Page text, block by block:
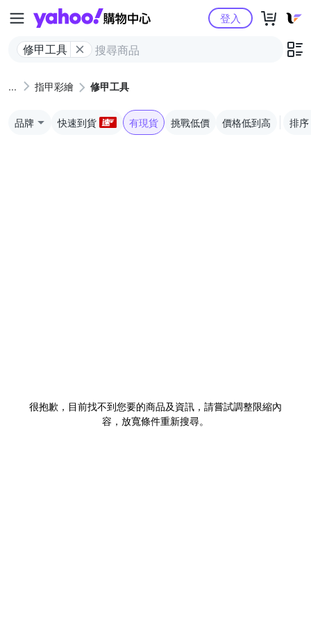
Yahoo購物中心
修甲工具
登入
指甲彩繪 修甲工具
品牌 快速到貨 有現貨 挑戰低價 價格低到高 排序
很抱歉，目前找不到您要的商品及資訊，請嘗試調整限縮內
容，放寬條件重新搜尋。